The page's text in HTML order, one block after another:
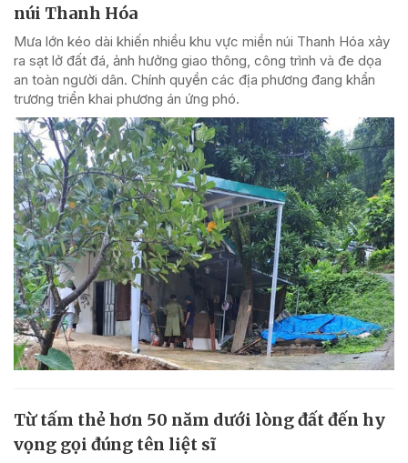
núi Thanh Hóa
Mưa lớn kéo dài khiến nhiều khu vực miền núi Thanh Hóa xảy
ra sạt lở đất đá, ảnh hưởng giao thông, công trình và đe dọa
an toàn người dân. Chính quyền các địa phương đang khẩn
trương triển khai phương án ứng phó.
Từ tấm thẻ hơn 50 năm dưới lòng đất đến hy
vọng gọi đúng tên liệt sĩ